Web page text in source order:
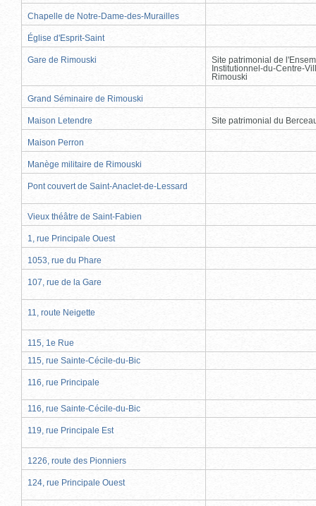
Chapelle de Notre-Dame-des-Murailles
Église d'Esprit-Saint
Gare de Rimouski
Site patrimonial de
Institutionnel-du-Centre-
Rimouski
Grand Séminaire de Rimouski
Maison Letendre Site patrimonial du
Maison Perron
Manège militaire de Rimouski
Pont couvert de Saint-Anaclet-de-Lessard
Vieux théâtre de Saint-Fabien
1, rue Principale Ouest
1053, rue du Phare
107, rue de la Gare
11, route Neigette
115, 1e Rue
115, rue Sainte-Cécile-du-Bic
116, rue Principale
116, rue Sainte-Cécile-du-Bic
119, rue Principale Est
1226, route des Pionniers
124, rue Principale Ouest